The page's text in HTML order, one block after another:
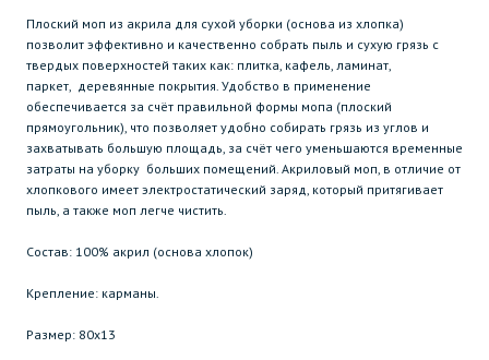
Плоский моп из акрила для сухой уборки (основа из хлопка)
позволит эффективно и качественно собрать пыль и сухую грязь с
твердых поверхностей таких как: плитка, кафель, ламинат,
паркет, деревянные покрытия. Удобство в применение
обеспечивается за счёт правильной формы мопа (плоский
прямоугольник), что позволяет удобно собирать грязь из углов и
захватывать большую площадь, за счёт чего уменьшаются временные
затраты на уборку больших помещений. Акриловый моп, в отличие от
хлопкового имеет электростатический заряд, который притягивает
пыль, а также моп легче чистить.
Состав: 100% акрил (основа хлопок)
Крепление: карманы.
Размер: 80х13